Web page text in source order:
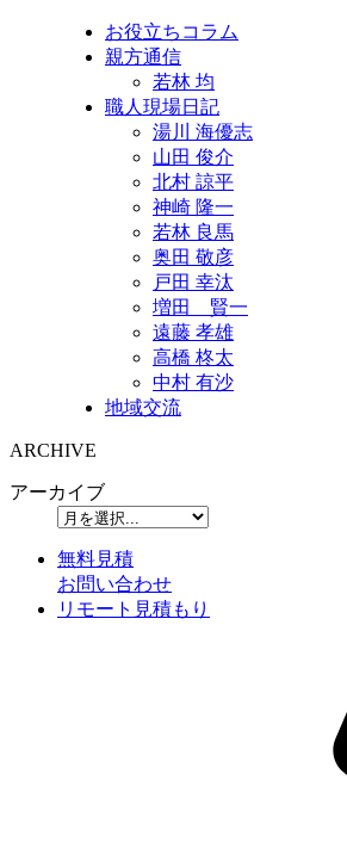
お役立ちコラム
親方通信
若林 均
職人現場日記
湯川 海優志
山田 俊介
北村 諒平
神崎 隆一
若林 良馬
奥田 敬彦
戸田 幸汰
増田 賢一
遠藤 孝雄
高橋 柊太
中村 有沙
地域交流
ARCHIVE
アーカイブ
無料見積
お問い合わせ
リモート見積もり